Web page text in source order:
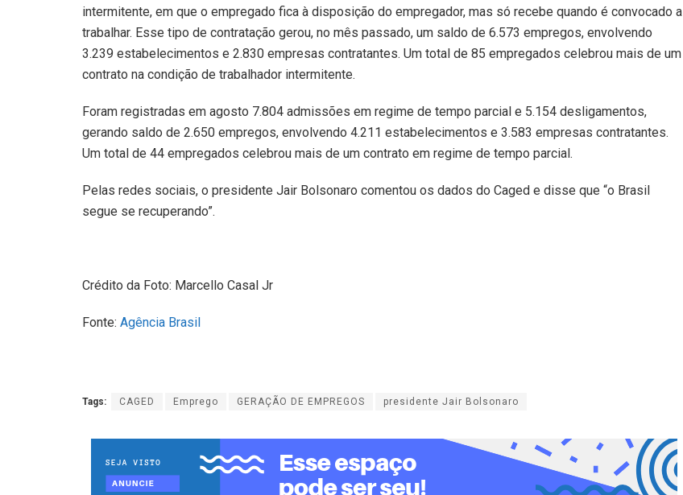
intermitente, em que o empregado fica à disposição do empregador, mas só recebe quando é convocado a
trabalhar. Esse tipo de contratação gerou, no mês passado, um saldo de 6.573 empregos, envolvendo
3.239 estabelecimentos e 2.830 empresas contratantes. Um total de 85 empregados celebrou mais de um
contrato na condição de trabalhador intermitente.
Foram registradas em agosto 7.804 admissões em regime de tempo parcial e 5.154 desligamentos,
gerando saldo de 2.650 empregos, envolvendo 4.211 estabelecimentos e 3.583 empresas contratantes.
Um total de 44 empregados celebrou mais de um contrato em regime de tempo parcial.
Pelas redes sociais, o presidente Jair Bolsonaro comentou os dados do Caged e disse que “o Brasil
segue se recuperando”.
Crédito da Foto: Marcello Casal Jr
Fonte: Agência Brasil
Tags: CAGED Emprego GERAÇÃO DE EMPREGOS presidente Jair Bolsonaro